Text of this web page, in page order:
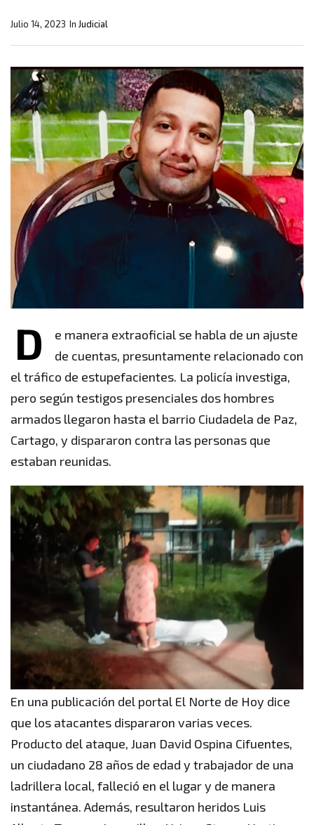
In Judicial
Julio 14, 2023
D
e manera extraoficial se habla de un ajuste
de cuentas, presuntamente relacionado con
el tráfico de estupefacientes. La policía investiga,
pero según testigos presenciales dos hombres
armados llegaron hasta el barrio Ciudadela de Paz,
Cartago, y dispararon contra las personas que
estaban reunidas.
En una publicación del portal El Norte de Hoy dice
que los atacantes dispararon varias veces.
Producto del ataque, Juan David Ospina Cifuentes,
un ciudadano 28 años de edad y trabajador de una
ladrillera local, falleció en el lugar y de manera
instantánea. Además, resultaron heridos Luis